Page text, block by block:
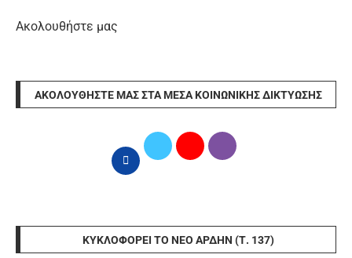
Ακολουθήστε μας
ΑΚΟΛΟΥΘΉΣΤΕ ΜΑΣ ΣΤΑ ΜΈΣΑ ΚΟΙΝΩΝΙΚΉΣ ΔΙΚΤΎΩΣΗΣ
ΚΥΚΛΟΦΟΡΕΊ ΤΟ ΝΈΟ ΆΡΔΗΝ (Τ. 137)